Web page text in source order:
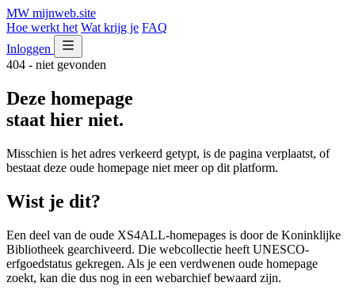
MW mijnweb.site
Hoe werkt het Wat krijg je FAQ
Inloggen
404 - niet gevonden
Deze homepage
staat hier niet.
Misschien is het adres verkeerd getypt, is de pagina verplaatst, of
bestaat deze oude homepage niet meer op dit platform.
Wist je dit?
Een deel van de oude XS4ALL-homepages is door de Koninklijke
Bibliotheek gearchiveerd. Die webcollectie heeft UNESCO-
erfgoedstatus gekregen. Als je een verdwenen oude homepage
zoekt, kan die dus nog in een webarchief bewaard zijn.